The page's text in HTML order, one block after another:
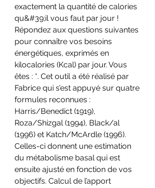
exactement la quantité de calories
qu&#39;il vous faut par jour !
Répondez aux questions suivantes
pour connaître vos besoins
énergétiques, exprimés en
kilocalories (Kcal) par jour. Vous
êtes : *. Cet outil a été réalisé par
Fabrice qui s’est appuyé sur quatre
formules reconnues :
Harris/Benedict (1919),
Roza/Shizgal (1994), Black/al
(1996) et Katch/McArdle (1996).
Celles-ci donnent une estimation
du métabolisme basal qui est
ensuite ajusté en fonction de vos
objectifs. Calcul de l’apport